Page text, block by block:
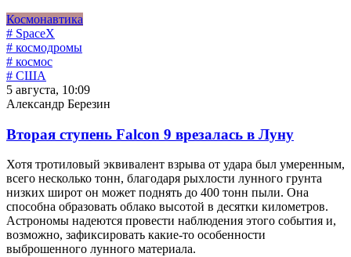
Космонавтика
# SpaceX
# космодромы
# космос
# США
5 августа, 10:09
Александр Березин
Вторая ступень Falcon 9 врезалась в Луну
Хотя тротиловый эквивалент взрыва от удара был умеренным,
всего несколько тонн, благодаря рыхлости лунного грунта
низких широт он может поднять до 400 тонн пыли. Она
способна образовать облако высотой в десятки километров.
Астрономы надеются провести наблюдения этого события и,
возможно, зафиксировать какие-то особенности
выброшенного лунного материала.